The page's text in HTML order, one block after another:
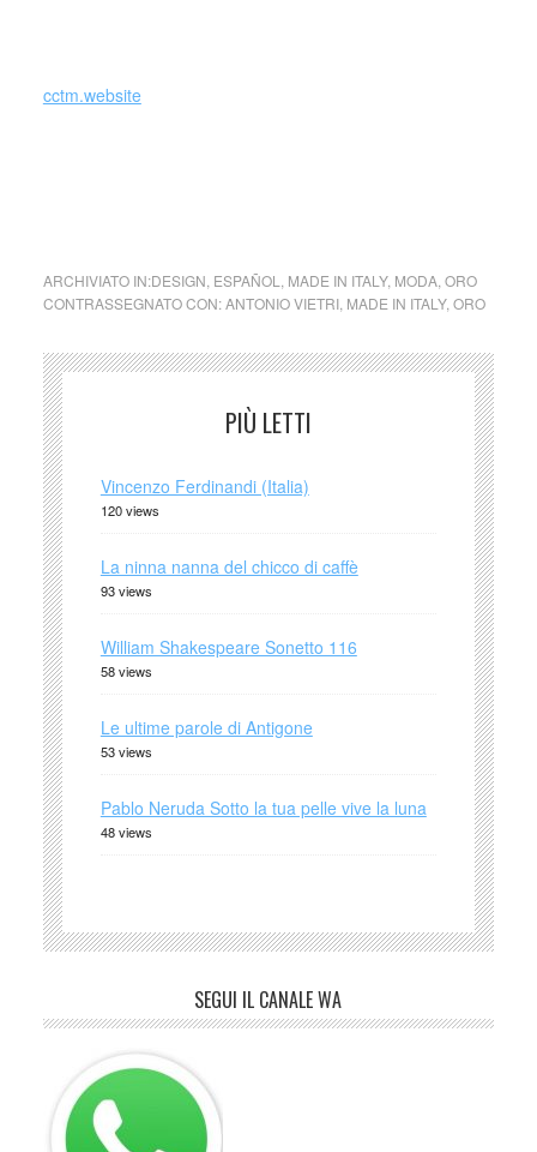
cctm.website
ARCHIVIATO IN:DESIGN, ESPAÑOL, MADE IN ITALY, MODA,ORO
CONTRASSEGNATO CON:ANTONIO VIETRI, MADE IN ITALY,ORO
PIÙ LETTI
Vincenzo Ferdinandi (Italia)
120 views
La ninna nanna del chicco di caffè
93 views
William Shakespeare Sonetto 116
58 views
Le ultime parole di Antigone
53 views
Pablo Neruda Sotto la tua pelle vive la luna
48 views
SEGUI IL CANALE WA